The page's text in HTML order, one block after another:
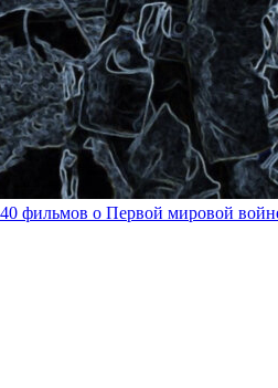
фильмов о Первой мировой